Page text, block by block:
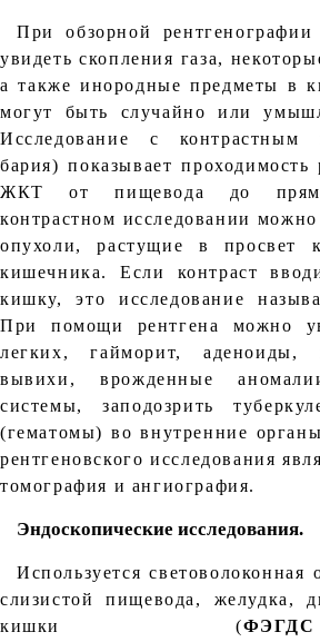
При обзорной
увидеть скопления газа,
а также инородные предметы в
могут быть случайно или
Исследование с контрастным
бария) показывает проходимость
ЖКТ от пищевода до
контрастном исследовании
опухоли, растущие в просвет
кишечника. Если контраст
кишку, это исследование
При помощи рентгена можно
легких, гайморит, аденоиды,
вывихи, врожденные
системы, заподозрить
(гематомы) во внутренние
рентгеновского исследования
томография и ангиография.
Эндоскопические исследования.
Используется световолоконная
слизистой пищевода, желудка,
кишки (